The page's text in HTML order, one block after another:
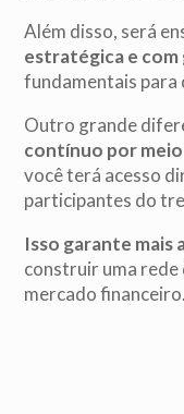
Além disso, será
estratégica e com
fundamentais para
Outro grande
contínuo por
você terá acesso
participantes do
Isso garante mais
construir uma
mercado financeiro.